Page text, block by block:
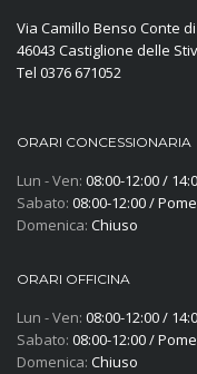
Via Camillo Benso Conte
46043 Castiglione delle
Tel 0376 671052
ORARI CONCESSIONARIA
Lun - Ven: 08:00-12:00 /
Sabato: 08:00-12:00 /
Domenica: Chiuso
ORARI OFFICINA
Lun - Ven: 08:00-12:00 /
Sabato: 08:00-12:00 /
Domenica: Chiuso